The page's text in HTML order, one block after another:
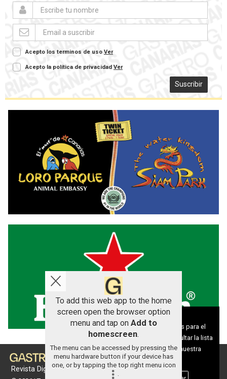
Acepto los terminos de uso Ver
Acepto la política de privacidad Ver
Suscribir
Revista Digital de gastronomía
To add this web app to the home
screen open the browser option
menu and tap on Add to
homescreen.
The menu can be accessed by pressing the
menu hardware button if your device has
one, or by tapping the top right menu icon
.
Aviso sobre el Uso de cookies:
Utilizamos cookies nuestras y de terceros para el
funcionamiento del digital. Puedes consultar la lista
de cookies y como desconectarlas. Ver nuestra
Política de Privacidad y Cookies